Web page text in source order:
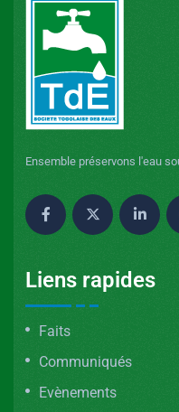
Ensemble préservons l'eau
Liens rapides
Faits
Communiqués
Evènements